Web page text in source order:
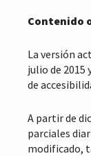
Contenido
La versión
julio de 2015
de
A partir de
parciales
modificado,